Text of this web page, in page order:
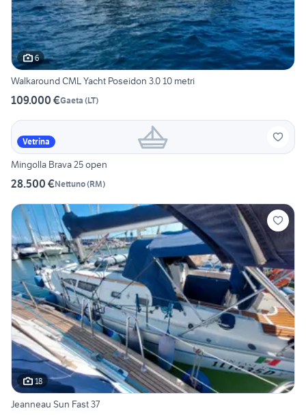
6
Walkaround CML Yacht Poseidon 3.0 10 metri
109.000 €Gaeta (LT)
Vetrina
Mingolla Brava 25 open
28.500 €Nettuno(RM)
18
Jeanneau Sun Fast 37